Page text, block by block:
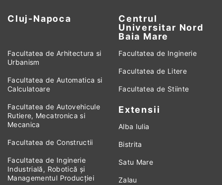
Cluj-Napoca
Centrul
Universitar Nord
Baia Mare
Facultatea de Arhitectura si
Urbanism
Facultatea de Automatica si
Calculatoare
Facultatea de Autovehicule
Rutiere, Mecatronica si
Mecanica
Facultatea de Constructii
Facultatea de Inginerie
Industrială, Robotică și
Managementul Producției
Facultatea de Inginerie
Facultatea de Litere
Facultatea de Stiinte
Extensii
Alba Iulia
Bistrita
Satu Mare
Zalau